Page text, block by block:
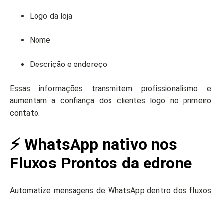
Logo da loja
Nome
Descrição e endereço
Essas informações transmitem profissionalismo e
aumentam a confiança dos clientes logo no primeiro
contato.
⚡ WhatsApp nativo nos
Fluxos Prontos da edrone
Automatize mensagens de WhatsApp dentro dos fluxos